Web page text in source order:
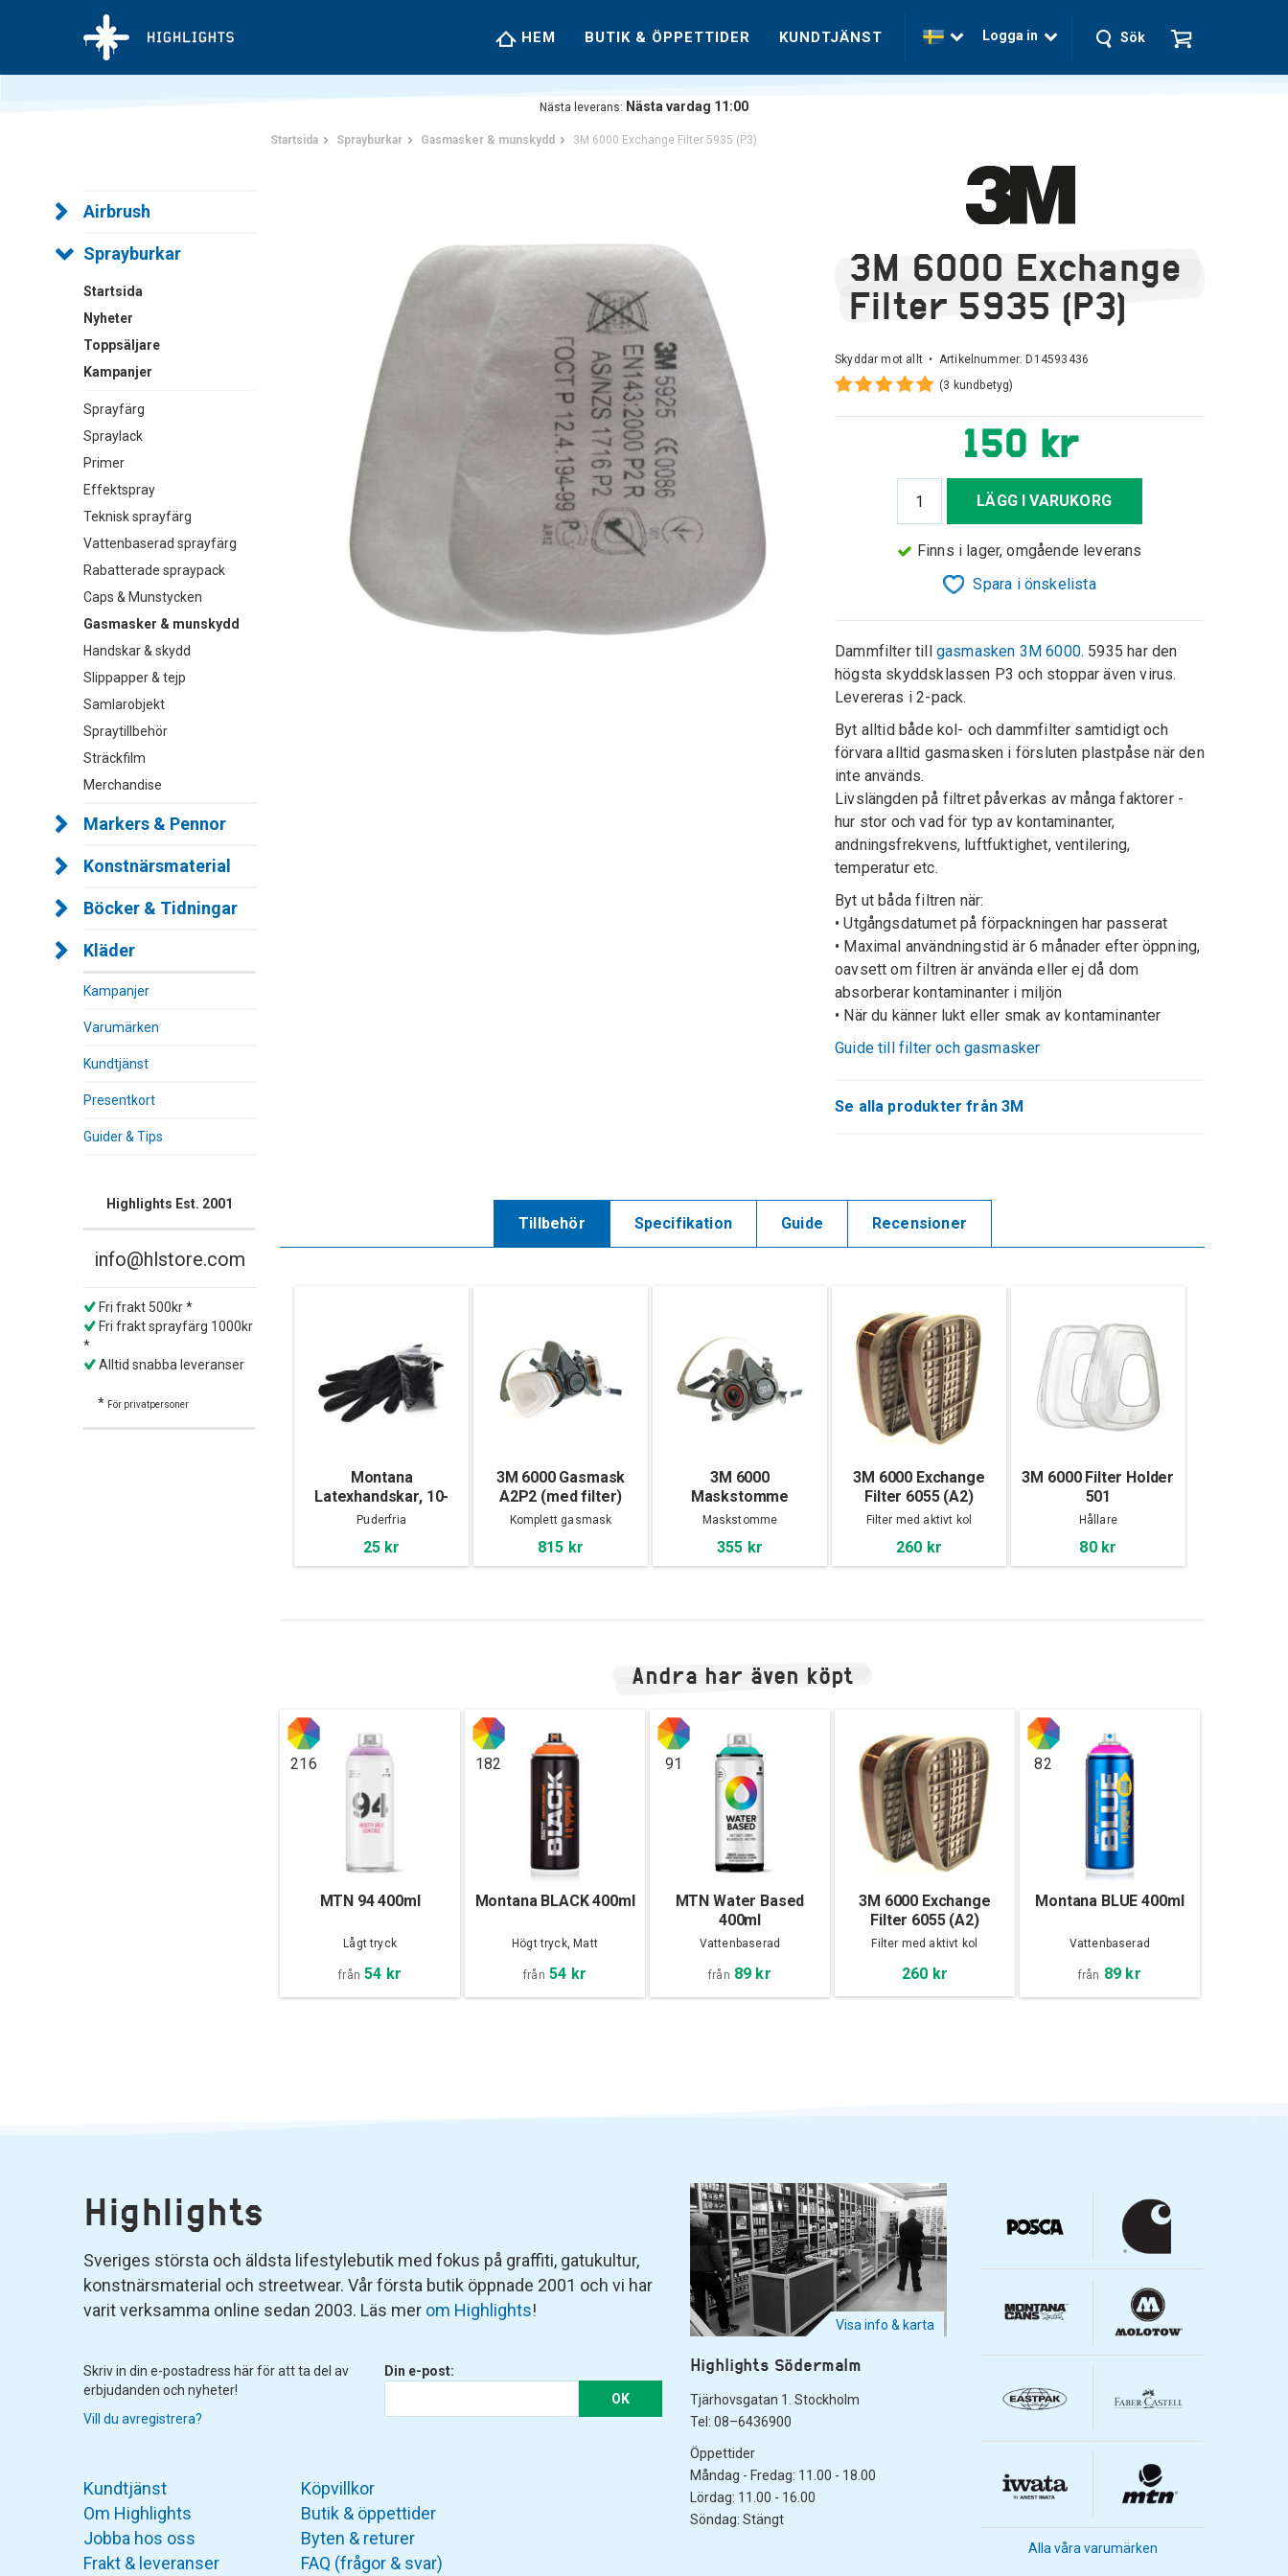
HEM BUTIK & ÖPPETTIDER KUNDTJÄNST Logga in Sök
Nästa leverans: Nästa vardag 11:00
Airbrush
Sprayburkar
Startsida
Nyheter
Toppsäljare
Kampanjer
Sprayfärg
Spraylack
Primer
Effektspray
Teknisk sprayfärg
Vattenbaserad sprayfärg
Rabatterade spraypack
Caps & Munstycken
Gasmasker & munskydd
Handskar & skydd
Slippapper & tejp
Samlarobjekt
Spraytillbehör
Sträckfilm
Merchandise
Markers & Pennor
Konstnärsmaterial
Böcker & Tidningar
Kläder
Kampanjer
Varumärken
Kundtjänst
Presentkort
Guider & Tips
Highlights Est. 2001
info@hlstore.com
Fri frakt 500kr *
Fri frakt sprayfärg 1000kr
*
Alltid snabba leveranser
* För privatpersoner
Startsida Sprayburkar Gasmasker & munskydd 3M 6000 Exchange Filter 5935 (P3)
3M 6000 Exchange
Filter 5935 (P3)
Skyddar mot allt • Artikelnummer: D14593436
(3 kundbetyg)
150 kr
LÄGG I VARUKORG
Finns i lager, omgående leverans
Spara i önskelista
Dammfilter till gasmasken 3M 6000. 5935 har den
högsta skyddsklassen P3 och stoppar även virus.
Levereras i 2-pack.
Byt alltid både kol- och dammfilter samtidigt och
förvara alltid gasmasken i försluten plastpåse när den
inte används.
Livslängden på filtret påverkas av många faktorer -
hur stor och vad för typ av kontaminanter,
andningsfrekvens, luftfuktighet, ventilering,
temperatur etc.
Byt ut båda filtren när:
• Utgångsdatumet på förpackningen har passerat
• Maximal användningstid är 6 månader efter öppning,
oavsett om filtren är använda eller ej då dom
absorberar kontaminanter i miljön
​• När du känner lukt eller smak av kontaminanter
Guide till filter och gasmasker
Se alla produkter från 3M
Tillbehör Specifikation Guide Recensioner
Montana
Latexhandskar, 10-
pack
Puderfria
25 kr
3M 6000 Gasmask
A2P2 (med filter)
Komplett gasmask
815 kr
3M 6000
Maskstomme
Maskstomme
355 kr
3M 6000 Exchange
Filter 6055 (A2)
Filter med aktivt kol
260 kr
3M 6000 Filter Holder
501
Hållare
80 kr
Andra har även köpt
216
MTN 94 400ml
Lågt tryck
från 54 kr
182
Montana BLACK 400ml
Högt tryck, Matt
från 54 kr
91
MTN Water Based
400ml
Vattenbaserad
från 89 kr
3M 6000 Exchange
Filter 6055 (A2)
Filter med aktivt kol
260 kr
82
Montana BLUE 400ml
Vattenbaserad
från 89 kr
Highlights
Sveriges största och äldsta lifestylebutik med fokus på graffiti, gatukultur,
konstnärsmaterial och streetwear. Vår första butik öppnade 2001 och vi har
varit verksamma online sedan 2003. Läs mer om Highlights!
Skriv in din e-postadress här för att ta del av
erbjudanden och nyheter!
Vill du avregistrera?
Din e-post:
OK
Visa info & karta
Highlights Södermalm
Tjärhovsgatan 1. Stockholm
Tel: 08–6436900
Öppettider
Måndag - Fredag: 11.00 - 18.00
Lördag: 11.00 - 16.00
Söndag: Stängt
Kundtjänst
Om Highlights
Jobba hos oss
Frakt & leveranser
Köpvillkor
Butik & öppettider
Byten & returer
FAQ (frågor & svar)
Alla våra varumärken